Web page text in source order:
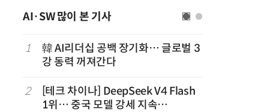
AI·SW 많이 본 기사
1
韓 AI리더십 공백 장기화… 글로벌 3
강 동력 꺼져간다
2
[테크 차이나] DeepSeek V4 Flash
1위… 중국 모델 강세 지속